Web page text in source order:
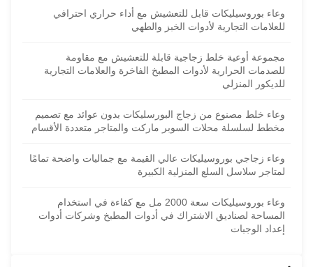
وعاء بوروسيليكات قابل للتعشيش مع أداء حراري احترافي
للعلامات التجارية لأدوات الخبز والطهي
مجموعة أوعية خلط زجاجية قابلة للتعشيش مع مقاومة
للصدمات الحرارية لأدوات المطبخ الفاخرة والعلامات التجارية
للديكور المنزلي
وعاء خلط مصنوع من زجاج البورسليكات بدون عوائد مع تصميم
مخطط لسلسلة محلات السوبر ماركت والمتاجر متعددة الأقسام
وعاء زجاجي بوروسيليكات عالي القيمة مع جماليات واضحة تمامًا
لمتاجر سلاسل السلع المنزلية الكبيرة
وعاء بوروسيليكات سعة 2000 مل مع كفاءة في استخدام
المساحة لصناديق الاشتراك في أدوات المطبخ وشركات أدوات
إعداد الوجبات